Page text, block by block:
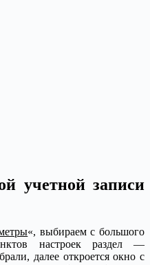
учетной записи
«, выбираем с большого
настроек раздел —
далее откроется окно с